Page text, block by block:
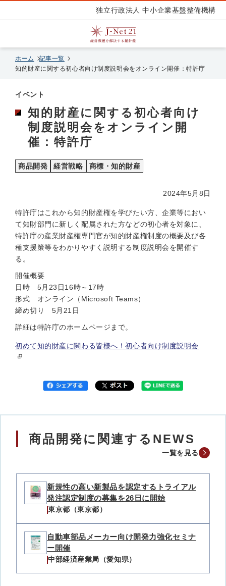
独立行政法人 中小企業基盤整備機構
ホーム
記事一覧
知的財産に関する初心者向け制度説明会をオンライン開催：特許庁
イベント
知的財産に関する初心者向け
制度説明会をオンライン開
催：特許庁
商品開発 経営戦略 商標・知的財産
2024年5月8日
特許庁はこれから知的財産権を学びたい方、企業等におい
て知財部門に新しく配属された方などの初心者を対象に、
特許庁の産業財産権専門官が知的財産権制度の概要及び各
種支援策等をわかりやすく説明する制度説明会を開催す
る。
開催概要
日時 5月23日16時～17時
形式 オンライン（Microsoft Teams）
締め切り 5月21日
詳細は特許庁のホームページまで。
初めて知的財産に関わる皆様へ！初心者向け制度説明会
商品開発に関連するNEWS
一覧を見る
新規性の高い新製品を認定するトライアル
発注認定制度の募集を26日に開始
東京都（東京都）
自動車部品メーカー向け開発力強化セミナ
ー開催
中部経済産業局（愛知県）